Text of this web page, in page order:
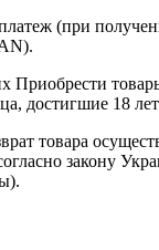
(при
Приобрести
достигшие 18
товара
закону